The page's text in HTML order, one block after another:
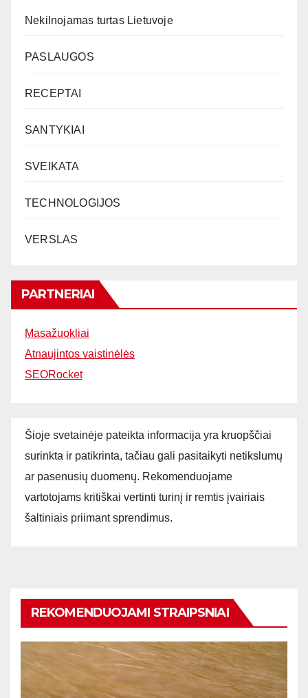
Nekilnojamas turtas Lietuvoje
PASLAUGOS
RECEPTAI
SANTYKIAI
SVEIKATA
TECHNOLOGIJOS
VERSLAS
PARTNERIAI
Masažuokliai
Atnaujintos vaistinėlės
SEORocket
Šioje svetainėje pateikta informacija yra kruopščiai
surinkta ir patikrinta, tačiau gali pasitaikyti netikslumų
ar pasenusių duomenų. Rekomenduojame
vartotojams kritiškai vertinti turinį ir remtis įvairiais
šaltiniais priimant sprendimus.
REKOMENDUOJAMI STRAIPSNIAI